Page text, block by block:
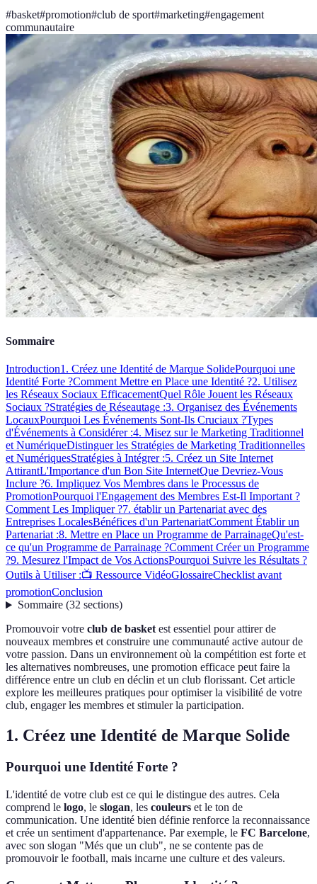
#basket#promotion#club de sport#marketing#engagement
communautaire
Sommaire
Introduction1. Créez une Identité de Marque SolidePourquoi une
Identité Forte ?Comment Mettre en Place une Identité ?2. Utilisez
les Réseaux Sociaux EfficacementQuel Rôle Jouent les Réseaux
Sociaux ?Stratégies de Réseautage :3. Organisez des Événements
LocauxPourquoi Les Événements Sont-Ils Cruciaux ?Types
d'Événements à Considérer :4. Misez sur le Marketing Traditionnel
et NumériqueDistinguer les Stratégies de Marketing Traditionnelles
et NumériquesStratégies à Intégrer :5. Créez un Site Internet
AttirantL'Importance d'un Bon Site InternetQue Devriez-Vous
Inclure ?6. Impliquez Vos Membres dans le Processus de
PromotionPourquoi l'Engagement des Membres Est-Il Important ?
Comment Les Impliquer ?7. établir un Partenariat avec des
Entreprises LocalesBénéfices d'un PartenariatComment Établir un
Partenariat :8. Mettre en Place un Programme de ParrainageQu'est-
ce qu'un Programme de Parrainage ?Comment Créer un Programme
?9. Mesurez l'Impact de Vos ActionsPourquoi Suivre les Résultats ?
Outils à Utiliser :📺 Ressource VidéoGlossaireChecklist avant
promotionConclusion
Sommaire(32 sections)
Promouvoir votre club de basketest essentiel pour attirer de
nouveaux membres et construire une communauté active autour de
votre passion. Dans un environnement où la compétition est forte et
les alternatives nombreuses, une promotion efficace peut faire la
différence entre un club en déclin et un club florissant. Cet article
explore les meilleures pratiques pour optimiser la visibilité de votre
club, engager les membres et stimuler la participation.
1. Créez une Identité de Marque Solide
Pourquoi une Identité Forte ?
L'identité de votre club est ce qui le distingue des autres. Cela
comprend le logo, le slogan, les couleurs et le ton de
communication. Une identité bien définie renforce la reconnaissance
et crée un sentiment d'appartenance. Par exemple, le FC Barcelone,
avec son slogan "Més que un club", ne se contente pas de
promouvoir le football, mais incarne une culture et des valeurs.